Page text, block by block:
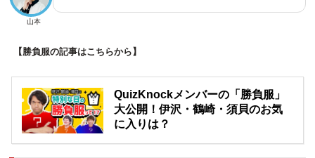
山本
【勝負服の記事はこちらから】
QuizKnockメンバーの「勝負服」
大公開！伊沢・鶴崎・須貝のお気
に入りは？